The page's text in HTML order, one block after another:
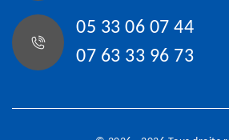
05 33 06 07 44
07 63 33 96 73